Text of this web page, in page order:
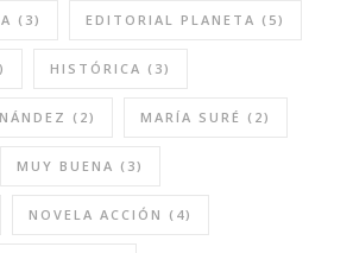
(3) EDITORIAL PLANETA (5)
HISTÓRICA (3)
(2) MARÍA SURÉ (2)
MUY BUENA (3)
NOVELA ACCIÓN (4)